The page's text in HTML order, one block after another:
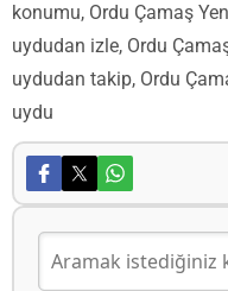
konumu, Ordu Çamaş
uydudan izle, Ordu
uydudan takip, Ordu
uydu